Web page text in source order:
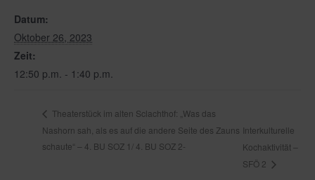
Datum:
Oktober 26, 2023
Zeit:
12:50 p.m. - 1:40 p.m.
Theaterstück im alten Sclachthof: „Was das
Nashorn sah, als es auf die andere Seite des Zauns
schaute“ – 4. BU SOZ 1/ 4. BU SOZ 2-
Interkulturelle
Kochaktivität –
SFÖ 2